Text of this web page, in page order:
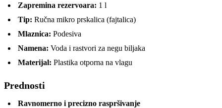
Zapremina rezervoara: 1 l
Tip: Ručna mikro prskalica (fajtalica)
Mlaznica: Podesiva
Namena: Voda i rastvori za negu biljaka
Materijal: Plastika otporna na vlagu
Prednosti
Ravnomerno i precizno raspršivanje